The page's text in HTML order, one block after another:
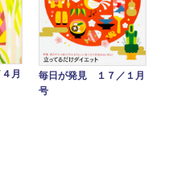
月
毎日が発見 １７／１月
号